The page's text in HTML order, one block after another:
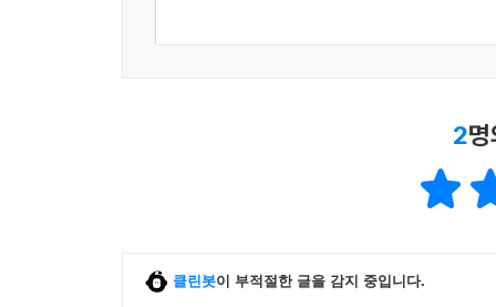
『남자가 된다는 것』은 문학, 시간, 그리고 사랑
도전적인 정신세계를 경험할 수 있는 즐거움을 선
어마어마한 재능을 가진 작가의 굉장한 소설집.
- 커커스 리뷰
2
클린봇이 부적절한 글을 감지 중입니다.